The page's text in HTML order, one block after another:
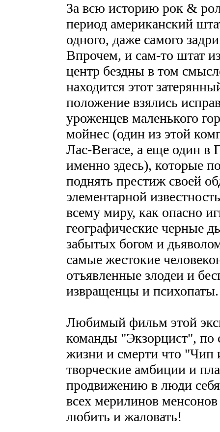
За всю историю рок &
период американский
одного, даже самого
Впрочем, и сам-то штат
центр бездны в том
находится этот
положение взялись
уроженцев маленького
мойнес (один из этой
Лас-Вегасе, а еще один в
именно здесь), которые
поднять престиж своей
элементарной
всему миру, как опасно
географические черные
забытых богом и
самые жестокие
отъявленные злодеи и
извращенцы и психопаты.
Любимый фильм этой
команды "Экзорцист", по
жизни и смерти что "Чип
творческие амбиции и
продвижению в люди
всех мерилинов
любить и жаловать!